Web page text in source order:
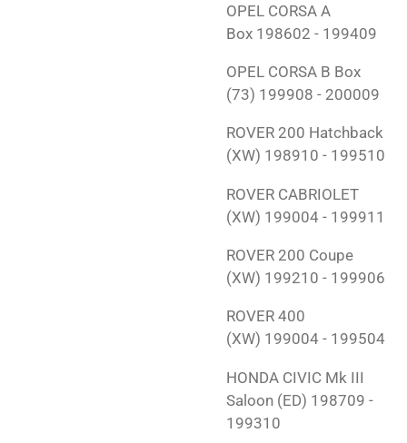
OPEL CORSA A
Box 198602 - 199409
OPEL CORSA B Box
(73) 199908 - 200009
ROVER 200 Hatchback
(XW) 198910 - 199510
ROVER CABRIOLET
(XW) 199004 - 199911
ROVER 200 Coupe
(XW) 199210 - 199906
ROVER 400
(XW) 199004 - 199504
HONDA CIVIC Mk III
Saloon (ED) 198709 -
199310